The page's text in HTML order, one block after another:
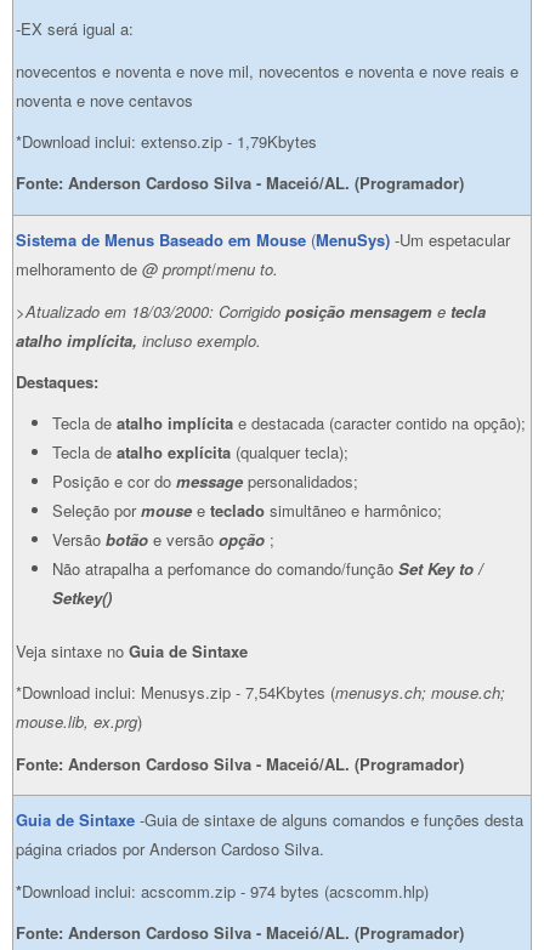
-EX será igual a:
novecentos e noventa e nove mil, novecentos e noventa e nove reais e
noventa e nove centavos
*Download inclui: extenso.zip - 1,79Kbytes
Fonte: Anderson Cardoso Silva - Maceió/AL. (Programador)
Sistema de Menus Baseado em Mouse (MenuSys) -Um espetacular
melhoramento de @ prompt/menu to.
>Atualizado em 18/03/2000: Corrigido posição mensagem e tecla
atalho implícita, incluso exemplo.
Destaques:
Tecla de atalho implícita e destacada (caracter contido na opção);
Tecla de atalho explícita (qualquer tecla);
Posição e cor do message personalidados;
Seleção pormouse e teclado simultãneo e harmônico;
Versão botão e versão opção ;
Não atrapalha a perfomance do comando/função Set Key to /
Setkey()
Veja sintaxe no Guia de Sintaxe
*Download inclui: Menusys.zip - 7,54Kbytes (menusys.ch; mouse.ch;
mouse.lib, ex.prg)
Fonte: Anderson Cardoso Silva - Maceió/AL. (Programador)
Guia de Sintaxe -Guia de sintaxe de alguns comandos e funções desta
página criados por Anderson Cardoso Silva.
*Download inclui: acscomm.zip - 974 bytes (acscomm.hlp)
Fonte: Anderson Cardoso Silva - Maceió/AL. (Programador)